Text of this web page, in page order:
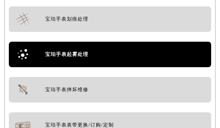
宝珀手表划痕处理
宝珀手表起雾处理
宝珀手表摔坏维修
宝珀手表表带更换/订购/定制